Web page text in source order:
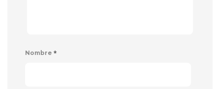
Nombre *